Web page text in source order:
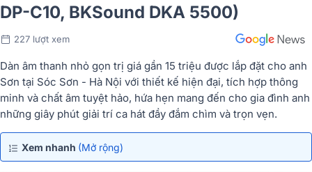
DP-C10, BKSound DKA 5500)
227 lượt xem
Dàn âm thanh nhỏ gọn trị giá gần 15 triệu được lắp đặt cho anh
Sơn tại Sóc Sơn - Hà Nội với thiết kế hiện đại, tích hợp thông
minh và chất âm tuyệt hảo, hứa hẹn mang đến cho gia đình anh
những giây phút giải trí ca hát đầy đắm chìm và trọn vẹn.
Xem nhanh (Mở rộng)